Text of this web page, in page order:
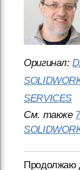
Оригинал:
SERVICES
См. также
Продолжаю